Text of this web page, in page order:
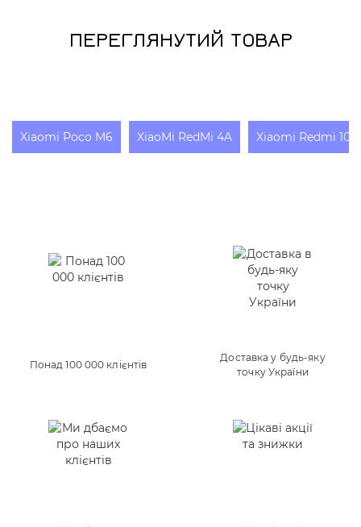
ПЕРЕГЛЯНУТИЙ ТОВАР
Xiaomi Poco M6 XiaoMi RedMi 4A Xiaomi Redmi 10X
Понад 100 000 клієнтів
Доставка у будь-яку
точку України